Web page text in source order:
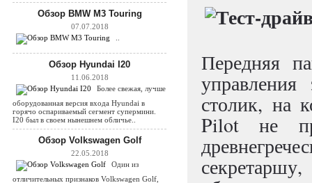
Обзор BMW M3 Touring
07.07.2018
Обзор Hyundai I20
11.06.2018
Более свежая, лучше
оборудованная версия входа Hyundai в
горячо оспариваемый сегмент супермини.
I20 был в своем нынешнем обличье..
Обзор Volkswagen Golf
22.05.2018
Один из
отличительных признаков Volkswagen Golf,
Передняя
столик, на
Pilot не